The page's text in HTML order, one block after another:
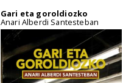
Gari eta goroldiozko
Anari Alberdi Santesteban